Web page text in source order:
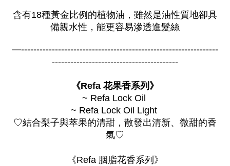
含有18種黃金比例的植物油，雖然是油性質地卻具
備親水性，能更容易滲透進髮絲
—----------------------------------------------------------------
-----------------------------------------
《Refa 花果香系列》
~ Refa Lock Oil
~ Refa Lock Oil Light
♡結合梨子與萃果的清甜，散發出清新、微甜的香
氣♡
《Refa 胭脂花香系列》